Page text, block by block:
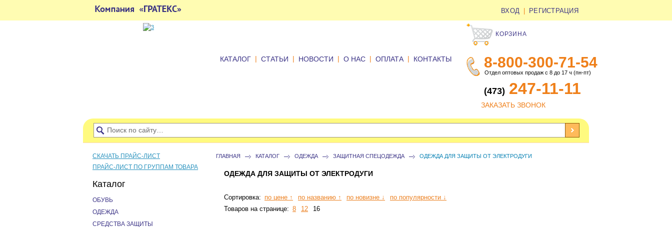
ВХОД РЕГИСТРАЦИЯ
КОРЗИНА
8-800-300-71-54
Отдел оптовых продаж с 8 до 17 ч (пн-пт)
(473) 247-11-11
ЗАКАЗАТЬ ЗВОНОК
КАТАЛОГ | СТАТЬИ | НОВОСТИ | О НАС | ОПЛАТА | КОНТАКТЫ
ГЛАВНАЯ КАТАЛОГ ОДЕЖДА ЗАЩИТНАЯ СПЕЦОДЕЖДА ОДЕЖДА ДЛЯ ЗАЩИТЫ ОТ ЭЛЕКТРОДУГИ
ОДЕЖДА ДЛЯ ЗАЩИТЫ ОТ ЭЛЕКТРОДУГИ
Сортировка: по цене ↑ по названию ↑ по новизне ↓
по популярности ↓
Товаров на странице: 8 12 16
СКАЧАТЬ ПРАЙС-ЛИСТ
ПРАЙС-ЛИСТ ПО ГРУППАМ ТОВАРА
Каталог
ОБУВЬ
ОДЕЖДА
СРЕДСТВА ЗАЩИТЫ